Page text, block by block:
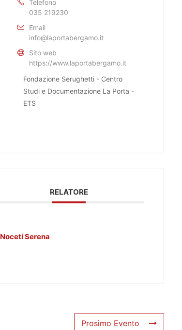
Telefono
035 219230
Email
info@laportabergamo.it
Sito web
https://www.laportabergamo.it
Fondazione Serughetti - Centro
Studi e Documentazione La Porta -
ETS
RELATORE
Noceti Serena
Prosimo Evento